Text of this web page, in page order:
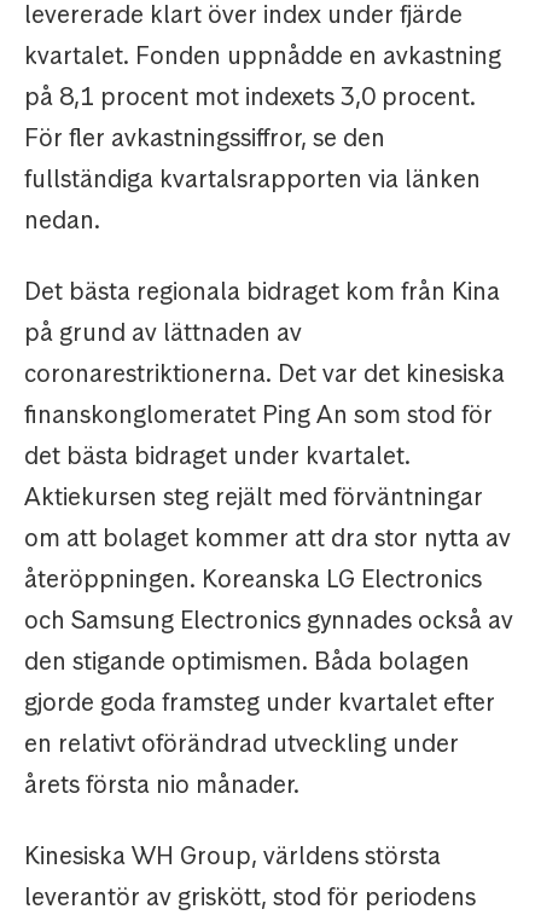
levererade klart över index under fjärde
kvartalet. Fonden uppnådde en avkastning
på 8,1 procent mot indexets 3,0 procent.
För fler avkastningssiffror, se den
fullständiga kvartalsrapporten via länken
nedan.
Det bästa regionala bidraget kom från Kina
på grund av lättnaden av
coronarestriktionerna. Det var det kinesiska
finanskonglomeratet Ping An som stod för
det bästa bidraget under kvartalet.
Aktiekursen steg rejält med förväntningar
om att bolaget kommer att dra stor nytta av
återöppningen. Koreanska LG Electronics
och Samsung Electronics gynnades också av
den stigande optimismen. Båda bolagen
gjorde goda framsteg under kvartalet efter
en relativt oförändrad utveckling under
årets första nio månader.
Kinesiska WH Group, världens största
leverantör av griskött, stod för periodens